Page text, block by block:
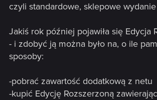
czyli standardowe, sklepowe
Jakiś rok później pojawiła się Edycja
- i zdobyć ją można było na, o ile
sposoby:
-pobrać zawartość dodatkową z netu
-kupić Edycję Rozszerzoną